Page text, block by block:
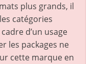
plus grands, il
catégories
d’un usage
les packages ne
cette marque en